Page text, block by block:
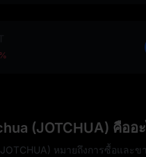
(JOTCHUA) คืออ
หมายถึงการซื้อและข